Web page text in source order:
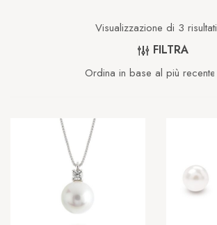
Visualizzazione di 3 risultati
FILTRA